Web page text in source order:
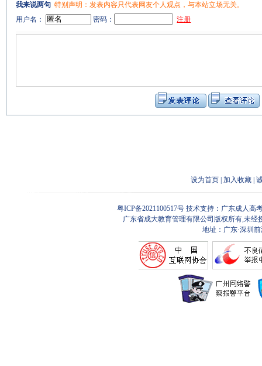
我来说两句 特别声明：发表内容只代表网友个人观点，与本站立场无关。
用户名：
密码： 注册
设为首页 加入收藏
粤ICP备2021100517号 技术支持：广东成人高
广东省成大教育管理有限公司版权所有,未
地址：广东·深圳